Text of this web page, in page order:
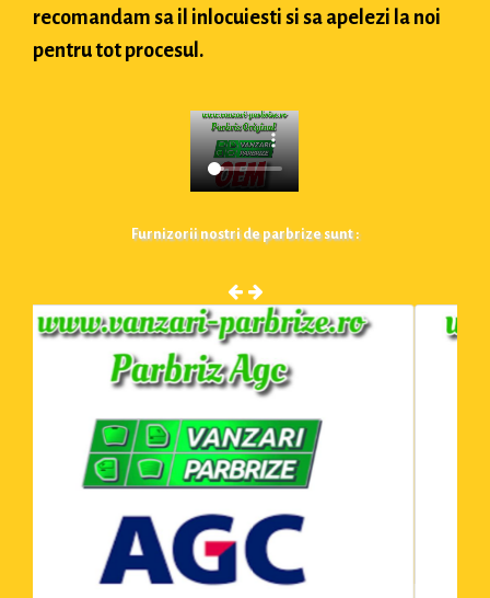
recomandam sa il inlocuiesti si sa apelezi la noi
pentru tot procesul.
Furnizorii nostri de parbrize sunt :